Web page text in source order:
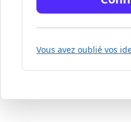
Vous avez oublié vos